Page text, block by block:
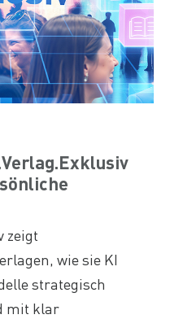
zeigt
wie sie KI
strategisch
mit klar